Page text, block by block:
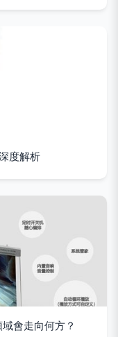
度解析
會走向何方？